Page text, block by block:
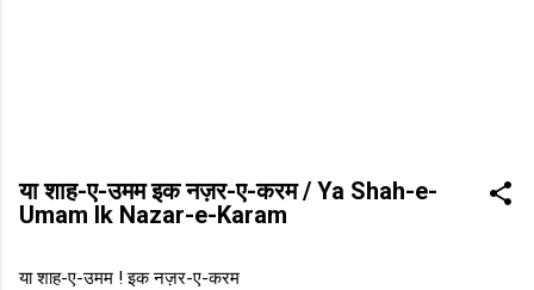
या शाह-ए-उमम इक नज़र-ए-करम / Ya Shah-e-
Umam Ik Nazar-e-Karam
या शाह-ए-उमम ! इक नज़र-ए-करम